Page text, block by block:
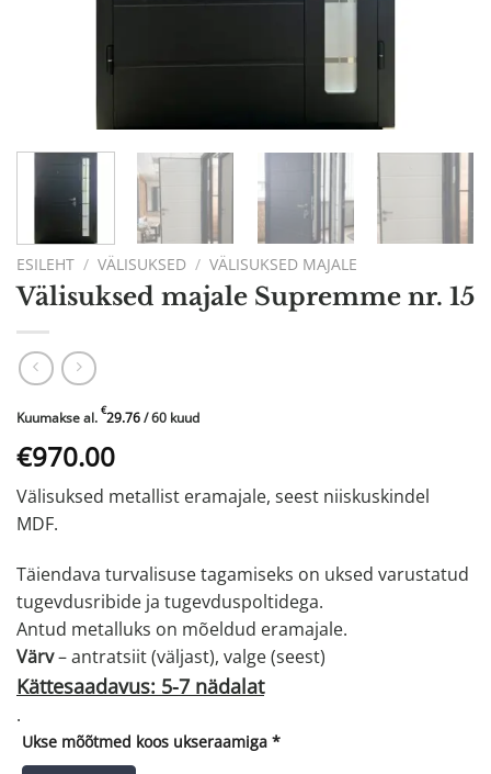
ESILEHT / VÄLISUKSED / VÄLISUKSED MAJALE
Välisuksed majale Supremme nr. 15
Kuumakse al. €29.76/ 60 kuud
Algne
hind
oli:
€1389.00.
€970.00Praegune
hind
on:
Välisuksed metallist eramajale, seest niiskuskindel
MDF.
Täiendava turvalisuse tagamiseks on uksed varustatud
tugevdusribide ja tugevduspoltidega.
Antud metalluks on mõeldud eramajale.
Värv– antratsiit (väljast), valge (seest)
Kättesaadavus: 5-7 nädalat
.
Ukse mõõtmed koos ukseraamiga *